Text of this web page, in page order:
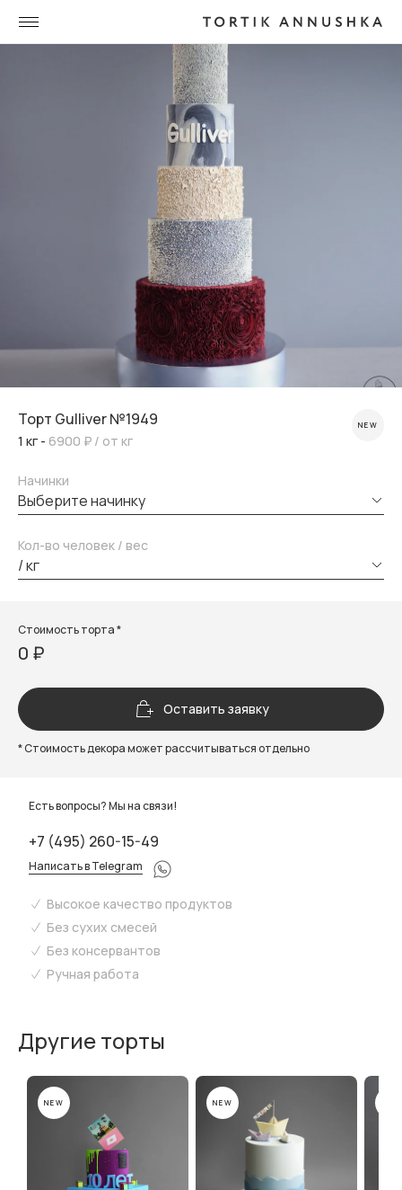
Торт Gulliver №1949
1 кг - 6900 ₽ / от кг
NEW
Начинки
выберите начинку
Кол-во человек / вес
/ кг
Стоимость торта *
0 ₽
Оставить заявку
* Стоимость декора может рассчитываться отдельно
Есть вопросы? Мы на связи!
+7 (495) 260-15-49
Написать в Telegram
Высокое качество продуктов
Без сухих смесей
Без консервантов
Ручная работа
Другие торты
NEW NEW